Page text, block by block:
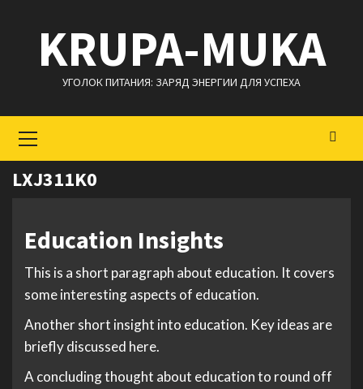
содержимому
KRUPA-MUKA
УГОЛОК ПИТАНИЯ: ЗАРЯД ЭНЕРГИИ ДЛЯ УСПЕХА
меню
LXJ311K0
Education Insights
This is a short paragraph about education. It covers
some interesting aspects of education.
Another short insight into education. Key ideas are
briefly discussed here.
A concluding thought about education to round off